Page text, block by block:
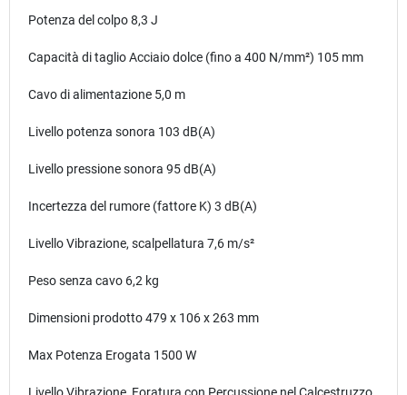
Potenza del colpo 8,3 J
Capacità di taglio Acciaio dolce (fino a 400 N/mm²) 105 mm
Cavo di alimentazione 5,0 m
Livello potenza sonora 103 dB(A)
Livello pressione sonora 95 dB(A)
Incertezza del rumore (fattore K) 3 dB(A)
Livello Vibrazione, scalpellatura 7,6 m/s²
Peso senza cavo 6,2 kg
Dimensioni prodotto 479 x 106 x 263 mm
Max Potenza Erogata 1500 W